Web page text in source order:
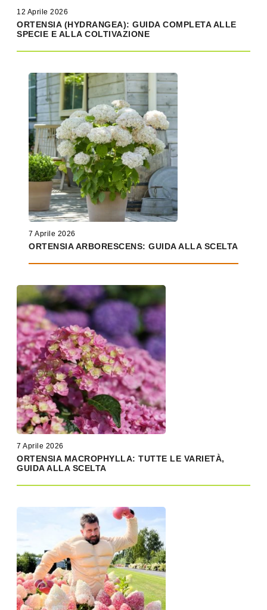
12 Aprile 2026
ORTENSIA (HYDRANGEA): GUIDA COMPLETA ALLE
SPECIE E ALLA COLTIVAZIONE
7 Aprile 2026
ORTENSIA ARBORESCENS: GUIDA ALLA SCELTA
7 Aprile 2026
ORTENSIA MACROPHYLLA: TUTTE LE VARIETÀ,
GUIDA ALLA SCELTA